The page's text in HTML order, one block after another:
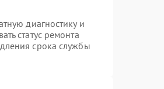
диагностику и
статус ремонта
срока службы